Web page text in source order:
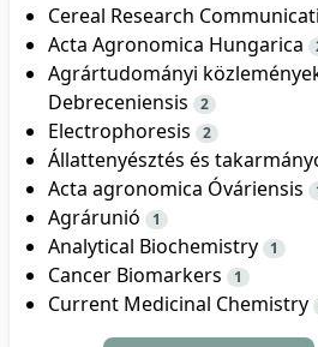
Cereal Research
Acta Agronomica Hungarica
Agrártudományi
Debreceniensis
2
Electrophoresis 2
Állattenyésztés és
Acta agronomica Óváriensis
Agrárunió 1
Analytical Biochemistry 1
Cancer Biomarkers 1
Current Medicinal Chemistry